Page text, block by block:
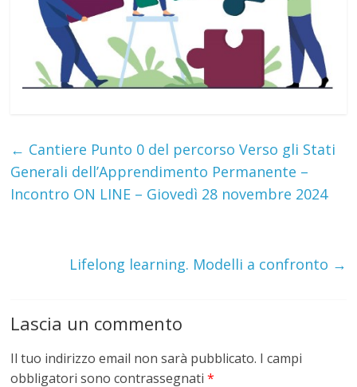
← Cantiere Punto 0 del percorso Verso gli Stati
Generali dell’Apprendimento Permanente –
Incontro ON LINE – Giovedì 28 novembre 2024
Lifelong learning. Modelli a confronto →
Lascia un commento
Il tuo indirizzo email non sarà pubblicato. I campi
obbligatori sono contrassegnati*